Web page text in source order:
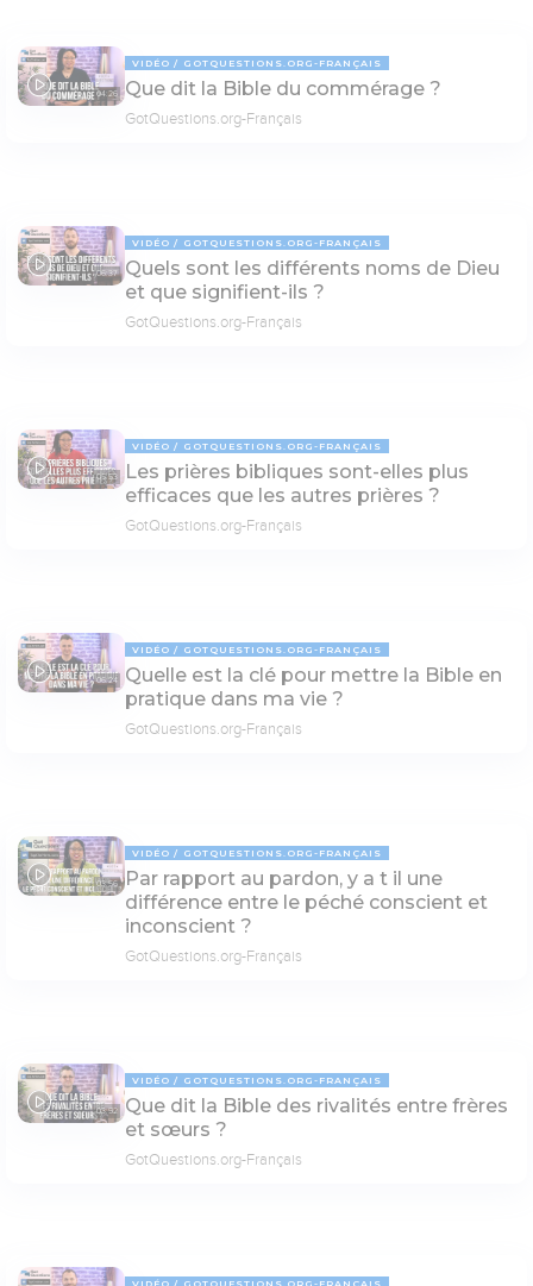
04:26
VIDÉO GOTQUESTIONS.ORG-FRANÇAIS
Que dit la Bible du commérage ?
GotQuestions.org-Français
06:37
VIDÉO GOTQUESTIONS.ORG-FRANÇAIS
Quels sont les différents noms de Dieu
et que signifient-ils ?
GotQuestions.org-Français
05:53
VIDÉO GOTQUESTIONS.ORG-FRANÇAIS
Les prières bibliques sont-elles plus
efficaces que les autres prières ?
GotQuestions.org-Français
06:24
VIDÉO GOTQUESTIONS.ORG-FRANÇAIS
Quelle est la clé pour mettre la Bible en
pratique dans ma vie ?
GotQuestions.org-Français
03:56
VIDÉO GOTQUESTIONS.ORG-FRANÇAIS
Par rapport au pardon, y a t il une
différence entre le péché conscient et
inconscient ?
GotQuestions.org-Français
03:52
VIDÉO GOTQUESTIONS.ORG-FRANÇAIS
Que dit la Bible des rivalités entre frères
et sœurs ?
GotQuestions.org-Français
VIDÉO GOTQUESTIONS.ORG-FRANÇAIS